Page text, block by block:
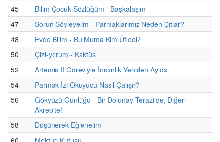
45
Bilim Çocuk Sözlüğüm - Başkalaşım
47
Sorun Söyleyelim - Parmaklarımız Neden Çıtlar?
48
Evde Bilim - Bu Muma Kim Üfledi?
50
Çizi-yorum - Kaktüs
52
Artemis II Göreviyle İnsanlık Yeniden Ay'da
54
Parmak İzi Okuyucu Nasıl Çalışır?
56
Gökyüzü Günlüğü - Bir Dolunay Terazi'de, Diğeri
Akrep'te!
58
Düşünerek Eğlenelim
60
Mektup Kutusu